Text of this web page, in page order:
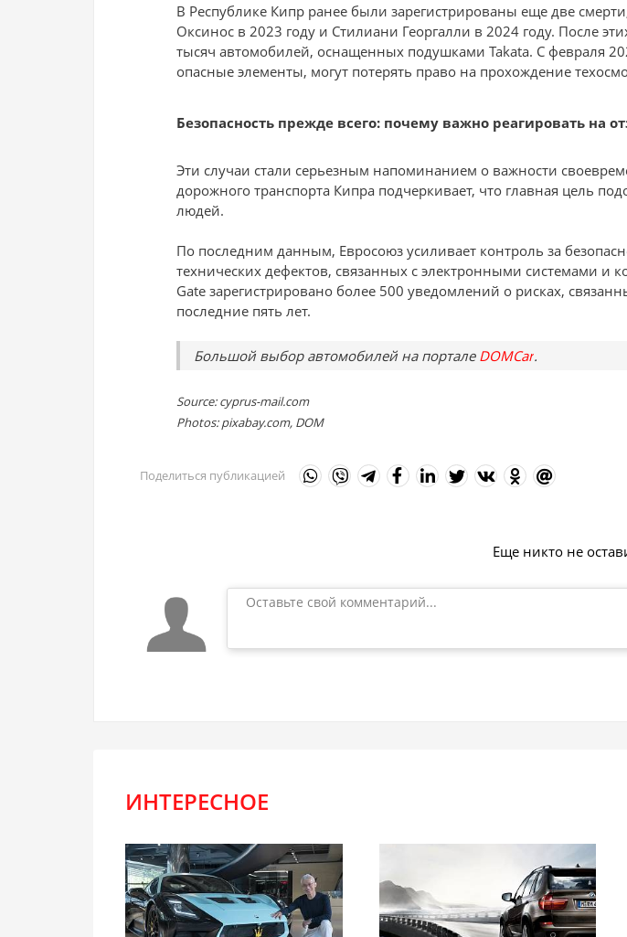
В Республике Кипр ранее были зарегистрированы еще две
Оксинос в 2023 году и Стилиани Георгалли в 2024 году. После
тысяч автомобилей, оснащенных подушками Takata. С февраля
опасные элементы, могут потерять право на прохождение
Безопасность прежде всего: почему важно реагировать на
Эти случаи стали серьезным напоминанием о важности
дорожного транспорта Кипра подчеркивает, что главная цель
людей.
По последним данным, Евросоюз усиливает контроль за
технических дефектов, связанных с электронными системами и
Gate зарегистрировано более 500 уведомлений о рисках,
последние пять лет.
Большой выбор автомобилей на портале DOMCar.
Source: cyprus-mail.com
Photos: pixabay.com, DOM
Поделиться публикацией
Еще никто не
Оставьте свой комментарий...
ИНТЕРЕСНОЕ